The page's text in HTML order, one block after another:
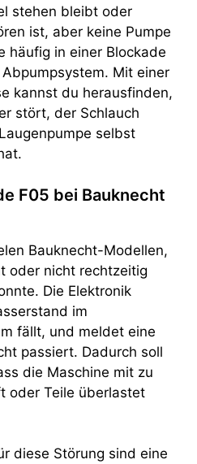
stehen bleibt oder
ist, aber keine Pumpe
häufig in einer Blockade
Mit einer
kannst du herausfinden,
stört, der Schlauch
selbst
F05 bei Bauknecht
Bauknecht-Modellen,
oder nicht rechtzeitig
Die Elektronik
im
fällt, und meldet eine
passiert. Dadurch soll
die Maschine mit zu
oder Teile überlastet
diese Störung sind eine